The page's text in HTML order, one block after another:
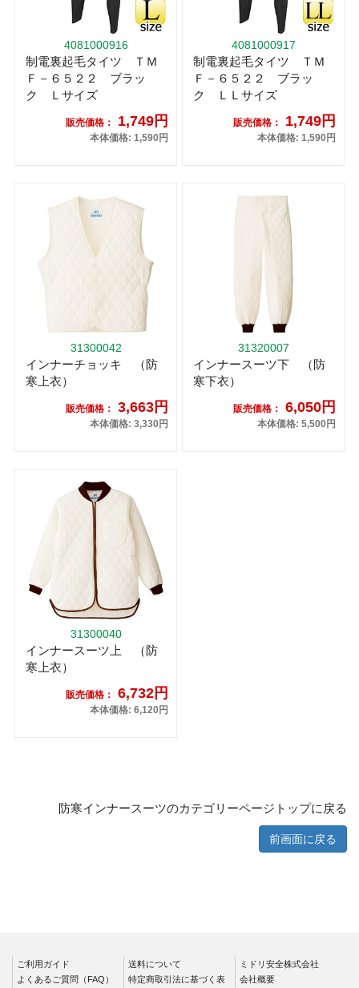
4081000916
制電裏起毛タイツ ＴＭ
Ｆ－６５２２ ブラッ
ク Ｌサイズ
販売価格： 1,749円
本体価格: 1,590円
4081000917
制電裏起毛タイツ ＴＭ
Ｆ－６５２２ ブラッ
ク ＬＬサイズ
販売価格： 1,749円
本体価格: 1,590円
31300042
インナーチョッキ （防
寒上衣）
販売価格： 3,663円
本体価格: 3,330円
31320007
インナースーツ下 （防
寒下衣）
販売価格： 6,050円
本体価格: 5,500円
31300040
インナースーツ上 （防
寒上衣）
販売価格： 6,732円
本体価格: 6,120円
防寒インナースーツのカテゴリーページトップに戻る
前画面に戻る
ご利用ガイド
よくあるご質問（FAQ）
送料について
特定商取引法に基づく表
ミドリ安全株式会社
会社概要